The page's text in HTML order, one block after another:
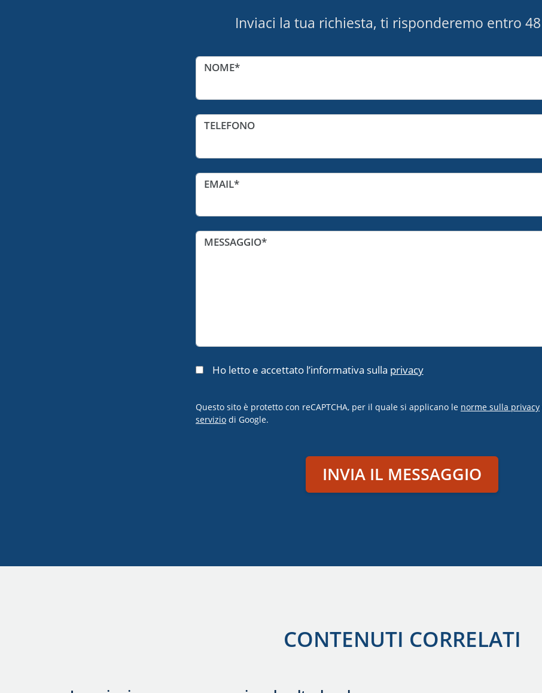
Inviaci la tua richiesta, ti risponderemo entro
NOME
TELEFONO
EMAIL
MESSAGGIO
Ho letto e accettato l’informativa sulla privacy
Questo sito è protetto con reCAPTCHA, per il quale si applicano le norme sulla privacy
servizio di Google.
INVIA IL MESSAGGIO
CONTENUTI CORRELATI